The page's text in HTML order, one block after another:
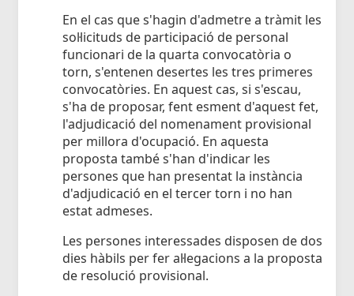
En el cas que s'hagin d'admetre a tràmit les
sol·licituds de participació de personal
funcionari de la quarta convocatòria o
torn, s'entenen desertes les tres primeres
convocatòries. En aquest cas, si s'escau,
s'ha de proposar, fent esment d'aquest fet,
l'adjudicació del nomenament provisional
per millora d'ocupació. En aquesta
proposta també s'han d'indicar les
persones que han presentat la instància
d'adjudicació en el tercer torn i no han
estat admeses.
Les persones interessades disposen de dos
dies hàbils per fer al·legacions a la proposta
de resolució provisional.